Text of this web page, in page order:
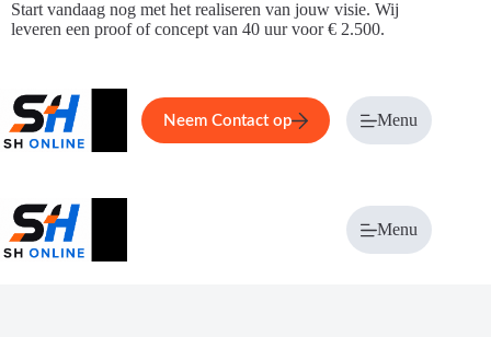
Ga
naar
Start vandaag nog met het realiseren van jouw visie. Wij
leveren een proof of concept van 40 uur voor € 2.500.
Home Service Over ons
Neem Contact op Menu
Menu